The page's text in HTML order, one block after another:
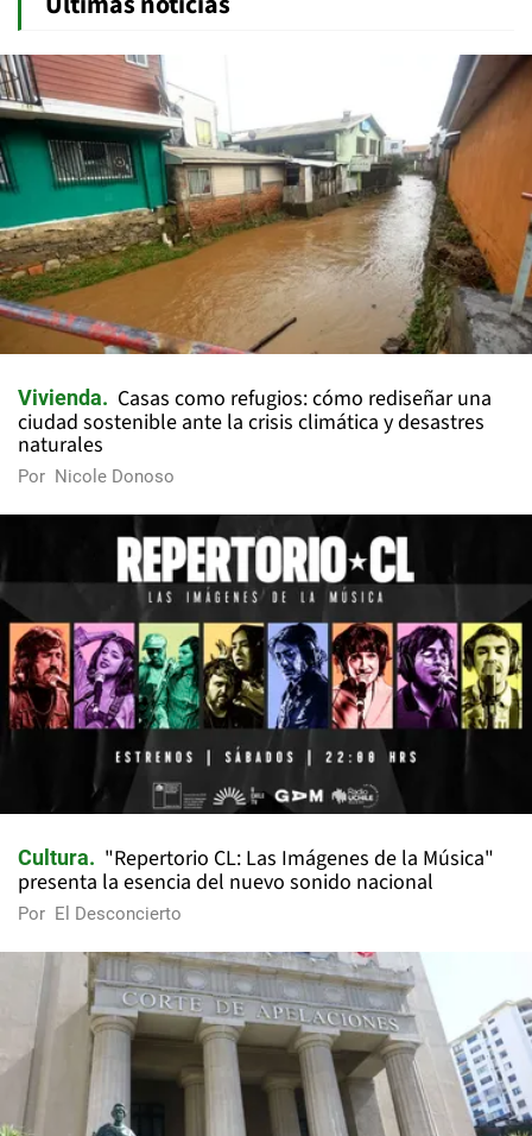
Vivienda
Casas como refugios: cómo rediseñar una
ciudad sostenible ante la crisis climática y desastres
naturales
Por Nicole Donoso
Cultura
"Repertorio CL: Las Imágenes de la Música"
presenta la esencia del nuevo sonido nacional
Por El Desconcierto